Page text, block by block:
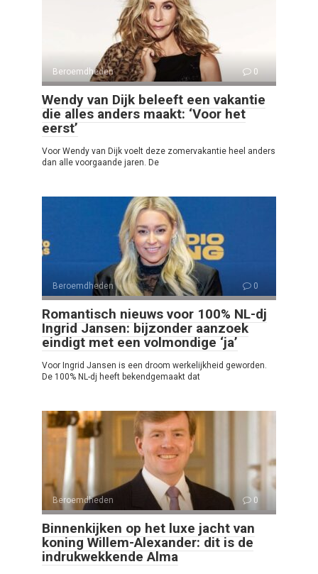
Beroemdheden 0
Wendy van Dijk beleeft een vakantie
die alles anders maakt: ‘Voor het
eerst’
Voor Wendy van Dijk voelt deze zomervakantie heel anders
dan alle voorgaande jaren. De
Beroemdheden 0
Romantisch nieuws voor 100% NL-dj
Ingrid Jansen: bijzonder aanzoek
eindigt met een volmondige ‘ja’
Voor Ingrid Jansen is een droom werkelijkheid geworden.
De 100% NL-dj heeft bekendgemaakt dat
Beroemdheden 0
Binnenkijken op het luxe jacht van
koning Willem-Alexander: dit is de
indrukwekkende Alma